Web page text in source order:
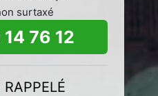
surtaxé
76 12
RAPPELÉ